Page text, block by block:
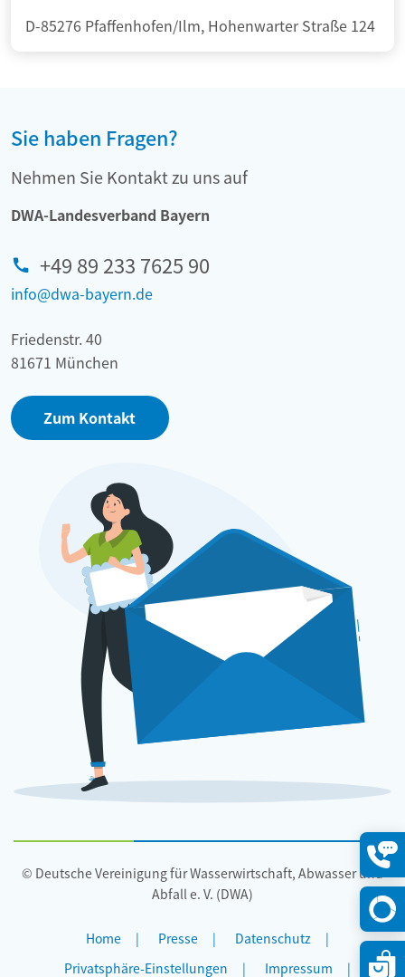
D-85276 Pfaffenhofen/Ilm, Hohenwarter Straße 124
Sie haben Fragen?
Nehmen Sie Kontakt zu uns auf
DWA-Landesverband Bayern
+49 89 233 7625 90
info@dwa-bayern.de
Friedenstr. 40
81671 München
Zum Kontakt
© Deutsche Vereinigung für Wasserwirtschaft, Abwasser und
Abfall e. V. (DWA)
Home Presse
Datenschutz
Privatsphäre-Einstellungen
Impressum